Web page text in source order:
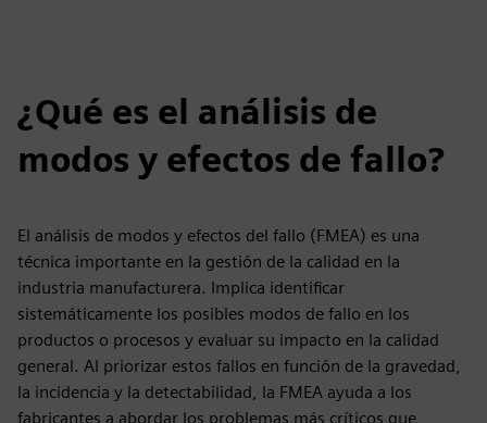
¿Qué es el análisis de
modos y efectos de fallo?
El análisis de modos y efectos del fallo (FMEA) es una
técnica importante en la gestión de la calidad en la
industria manufacturera. Implica identificar
sistemáticamente los posibles modos de fallo en los
productos o procesos y evaluar su impacto en la calidad
general. Al priorizar estos fallos en función de la gravedad,
la incidencia y la detectabilidad, la FMEA ayuda a los
fabricantes a abordar los problemas más críticos que